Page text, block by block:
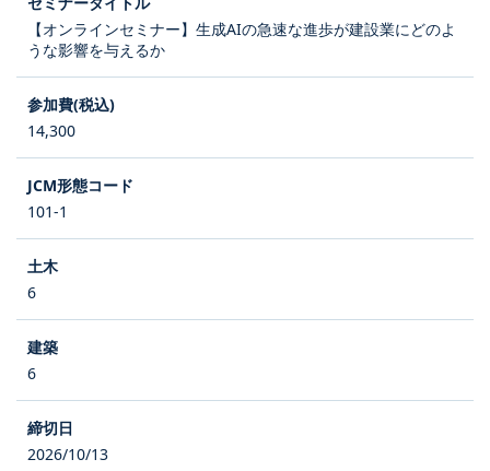
【オンラインセミナー】生成AIの急速な進歩が建設業にどのよ
うな影響を与えるか
14,300
101-1
6
6
2026/10/13